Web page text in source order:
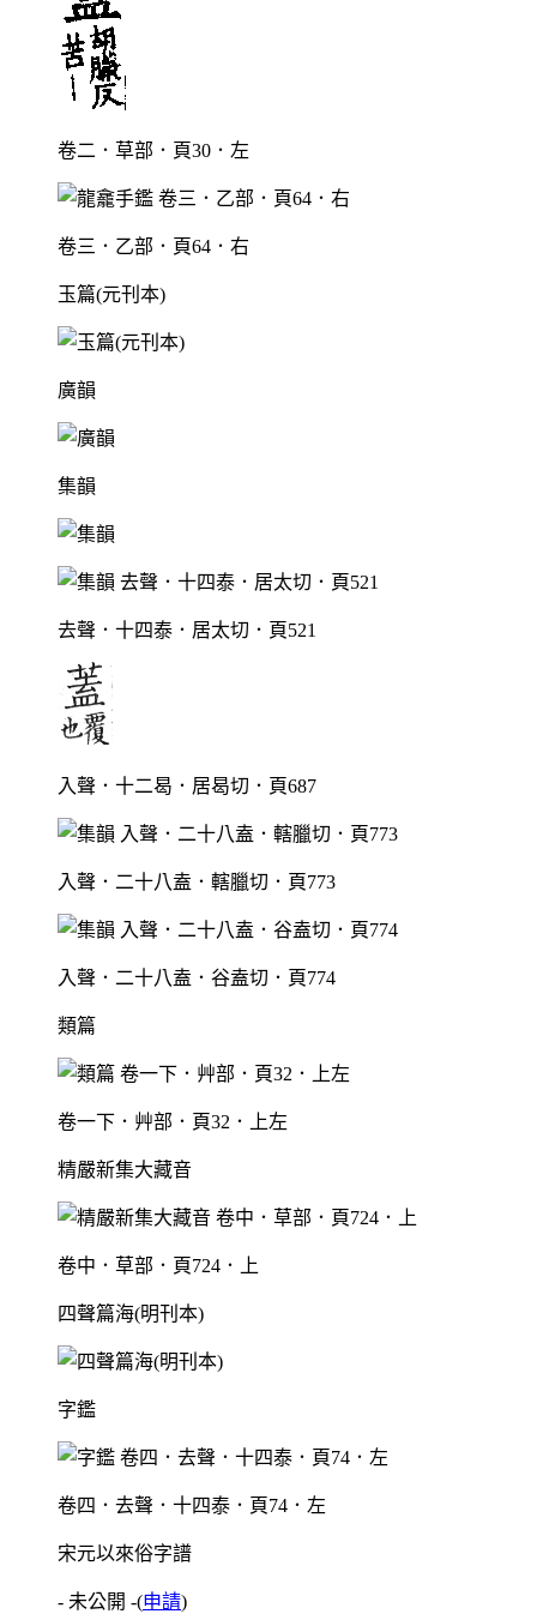
卷二．草部．頁30．左
卷三．乙部．頁64．右
玉篇(元刊本)
廣韻
集韻
去聲．十四泰．居太切．頁521
入聲．十二曷．居曷切．頁687
入聲．二十八盍．轄臘切．頁773
入聲．二十八盍．谷盍切．頁774
類篇
卷一下．艸部．頁32．上左
精嚴新集大藏音
卷中．草部．頁724．上
四聲篇海(明刊本)
字鑑
卷四．去聲．十四泰．頁74．左
宋元以來俗字譜
- 未公開 -(申請)